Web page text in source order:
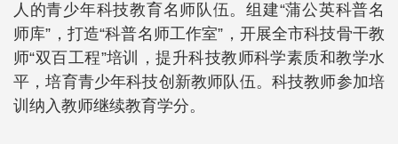
人的青少年科技教育名师队伍。组建“蒲公英科普名
师库”，打造“科普名师工作室”，开展全市科技骨干教
师“双百工程”培训，提升科技教师科学素质和教学水
平，培育青少年科技创新教师队伍。科技教师参加培
训纳入教师继续教育学分。